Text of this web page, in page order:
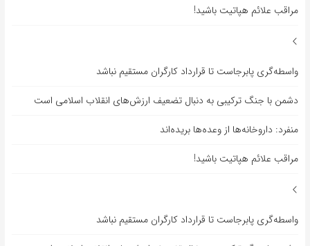
مراقب علائم هپاتیت باشید!
واسطه‌گری پابرجاست تا قرارداد کارگران مستقیم نباشد
دشمن با جنگ ترکیبی به دنبال تضعیف ارزش‌های انقلاب اسلامی است
منفرد: داروخانه‌ها از وعده‌ها بریده‌اند
مراقب علائم هپاتیت باشید!
واسطه‌گری پابرجاست تا قرارداد کارگران مستقیم نباشد